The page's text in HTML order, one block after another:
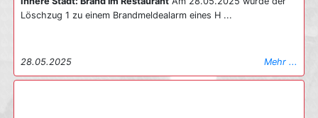
Löschzug 1 zu einem Brandmeldealarm eines H ...
28.05.2025 Mehr ...